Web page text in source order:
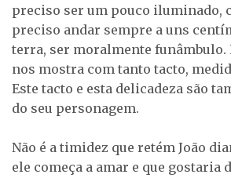
preciso ser um pouco iluminado,
preciso andar sempre a uns
terra, ser moralmente funâmbulo.
nos mostra com tanto tacto,
Este tacto e esta delicadeza são
do seu personagem.
Não é a timidez que retém João
ele começa a amar e que gostaria